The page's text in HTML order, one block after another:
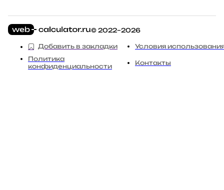
© 2022–2026
Добавить в закладки
Условия
Политика
конфиденциальности
Контакты